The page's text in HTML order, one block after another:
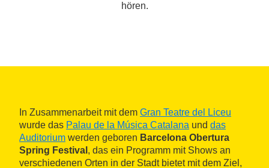
hören.
In Zusammenarbeit mit dem Gran Teatre del Liceu
wurde das Palau de la Música Catalana und das
Auditorium werden geboren Barcelona Obertura
Spring Festival , das ein Programm mit Shows an
verschiedenen Orten in der Stadt bietet mit dem Ziel,